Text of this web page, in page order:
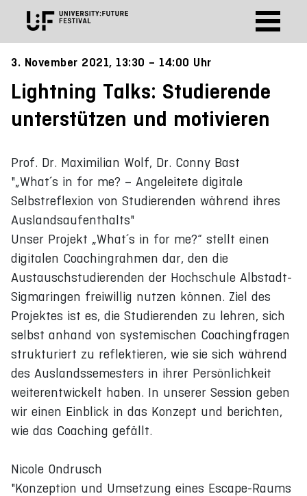
3. November 2021, 13:30 – 14:00 Uhr
Lightning Talks: Studierende
unterstützen und motivieren
Prof. Dr. Maximilian Wolf, Dr. Conny Bast
"„What´s in for me? – Angeleitete digitale
Selbstreflexion von Studierenden während ihres
Auslandsaufenthalts"
Unser Projekt „What´s in for me?“ stellt einen
digitalen Coachingrahmen dar, den die
Austauschstudierenden der Hochschule Albstadt-
Sigmaringen freiwillig nutzen können. Ziel des
Projektes ist es, die Studierenden zu lehren, sich
selbst anhand von systemischen Coachingfragen
strukturiert zu reflektieren, wie sie sich während
des Auslandssemesters in ihrer Persönlichkeit
weiterentwickelt haben. In unserer Session geben
wir einen Einblick in das Konzept und berichten,
wie das Coaching gefällt.
Nicole Ondrusch
"Konzeption und Umsetzung eines Escape-Raums